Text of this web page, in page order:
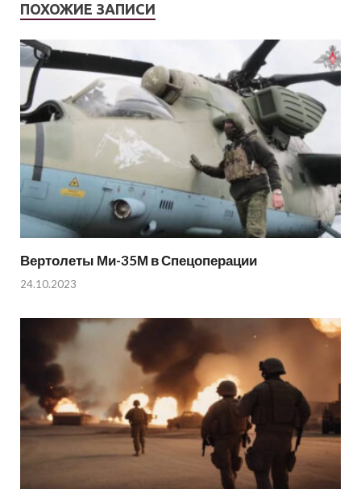
ПОХОЖИЕ ЗАПИСИ
Вертолеты Ми-35М в Спецоперации
24.10.2023